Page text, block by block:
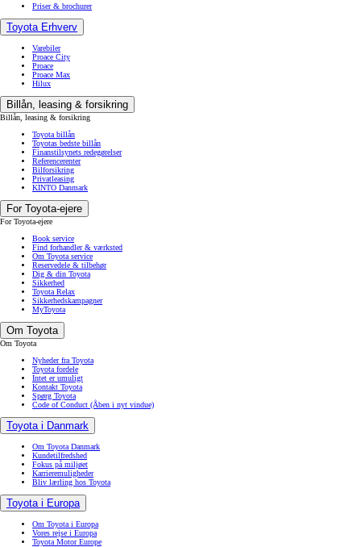
Priser & brochurer
Toyota Erhverv
Varebiler
Proace City
Proace
Proace Max
Hilux
Billån, leasing & forsikring
Billån, leasing & forsikring
Toyota billån
Toyotas bedste billån
Finanstilsynets redegørelser
Referencerenter
Bilforsikring
Privatleasing
KINTO Danmark
For Toyota-ejere
For Toyota-ejere
Book service
Find forhandler & værksted
Om Toyota service
Reservedele & tilbehør
Dig & din Toyota
Sikkerhed
Toyota Relax
Sikkerhedskampagner
MyToyota
Om Toyota
Om Toyota
Nyheder fra Toyota
Toyota fordele
Intet er umuligt
Kontakt Toyota
Spørg Toyota
Code of Conduct (Åben i nyt vindue)
Toyota i Danmark
Om Toyota Danmark
Kundetilfredshed
Fokus på miljøet
Karrieremuligheder
Bliv lærling hos Toyota
Toyota i Europa
Om Toyota i Europa
Vores rejse i Europa
Toyota Motor Europe